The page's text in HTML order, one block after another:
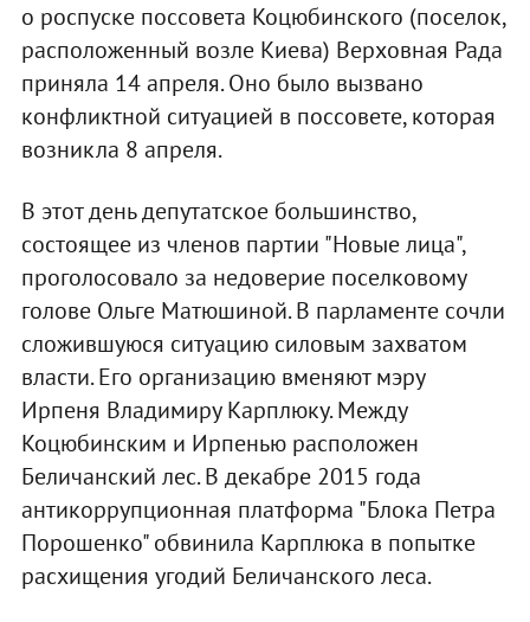
о роспуске поссовета Коцюбинского (поселок,
расположенный возле Киева) Верховная Рада
приняла 14 апреля. Оно было вызвано
конфликтной ситуацией в поссовете, которая
возникла 8 апреля.
В этот день депутатское большинство,
состоящее из членов партии "Новые лица",
проголосовало за недоверие поселковому
голове Ольге Матюшиной. В парламенте сочли
сложившуюся ситуацию силовым захватом
власти. Его организацию вменяют мэру
Ирпеня Владимиру Карплюку. Между
Коцюбинским и Ирпенью расположен
Беличанский лес. В декабре 2015 года
антикоррупционная платформа "Блока Петра
Порошенко" обвинила Карплюка в попытке
расхищения угодий Беличанского леса.